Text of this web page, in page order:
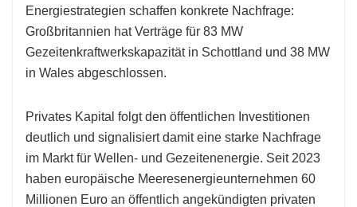
Energiestrategien schaffen konkrete Nachfrage:
Großbritannien hat Verträge für 83 MW
Gezeitenkraftwerkskapazität in Schottland und 38 MW
in Wales abgeschlossen.
Privates Kapital folgt den öffentlichen Investitionen
deutlich und signalisiert damit eine starke Nachfrage
im Markt für Wellen- und Gezeitenenergie. Seit 2023
haben europäische Meeresenergieunternehmen 60
Millionen Euro an öffentlich angekündigten privaten